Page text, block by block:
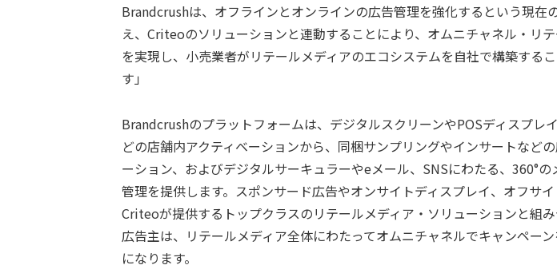
Brandcrushは、オフラインとオンラインの広告管理を強化するという現在
え、Criteoのソリューションと連動することにより、オムニチャネル・リ
を実現し、小売業者がリテールメディアのエコシステムを自社で構築する
す」
Brandcrushのプラットフォームは、デジタルスクリーンやPOSディスプレ
どの店舗内アクティベーションから、同梱サンプリングやインサートなど
ーション、およびデジタルサーキュラーやeメール、SNSにわたる、360°の
管理を提供します。スポンサード広告やオンサイトディスプレイ、オフサイ
Criteoが提供するトップクラスのリテールメディア・ソリューションと組み
広告主は、リテールメディア全体にわたってオムニチャネルでキャンペー
になります。